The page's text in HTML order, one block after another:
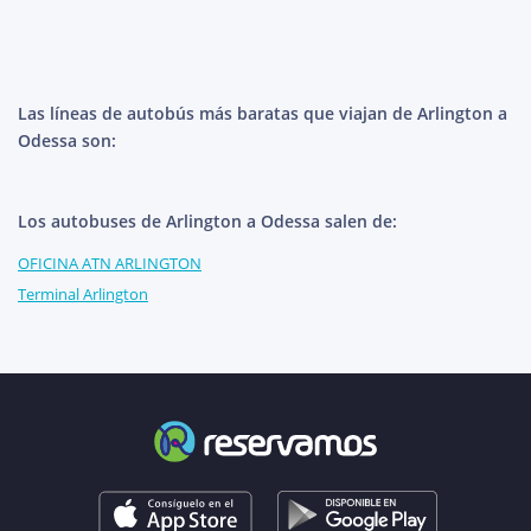
Las líneas de autobús más baratas que viajan de Arlington a
Odessa son:
Los autobuses de Arlington a Odessa salen de:
OFICINA ATN ARLINGTON
Terminal Arlington